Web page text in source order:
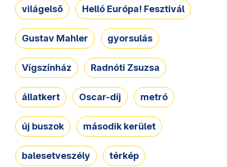
világelső Helló Európa! Fesztivál
Gustav Mahler gyorsulás
Vígszínház Radnóti Zsuzsa
állatkert Oscar-díj metró
új buszok második kerület
balesetveszély térkép